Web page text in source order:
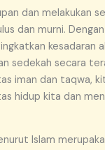
dan melakukan
dan murni.
kesadaran
sedekah secara
iman dan taqwa,
hidup kita dan
Islam